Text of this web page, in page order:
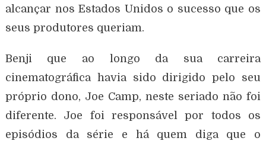
alcançar nos Estados Unidos o sucesso que os
seus produtores queriam.
Benji que ao longo da sua carreira
cinematográfica havia sido dirigido pelo seu
próprio dono, Joe Camp, neste seriado não foi
diferente. Joe foi responsável por todos os
episódios da série e há quem diga que o